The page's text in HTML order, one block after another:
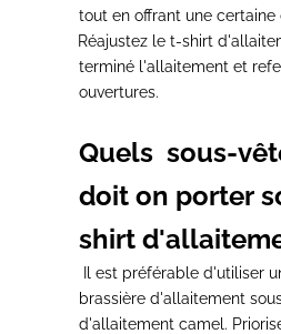
tout en offrant une certaine
Réajustez le t-shirt
terminé l'allaitement et
ouvertures.
Quels sous-
doit on porter
shirt
Il est préférable d'utiliser
brassière d'allaitement
d'allaitement camel.